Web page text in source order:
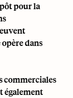
pour la
dans
commerciales
également